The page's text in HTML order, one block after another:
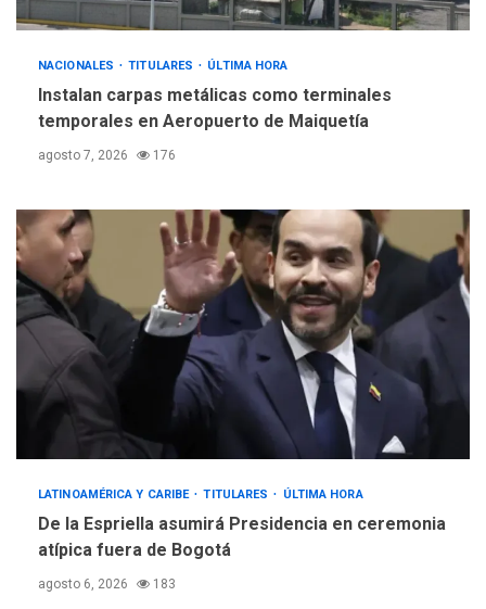
nucleares
NACIONALES TITULARES ÚLTIMA HORA
Instalan carpas metálicas como terminales
temporales en Aeropuerto de Maiquetía
agosto 7, 2026 176
LATINOAMÉRICA Y CARIBE TITULARES ÚLTIMA HORA
De la Espriella asumirá Presidencia en ceremonia
atípica fuera de Bogotá
agosto 6, 2026 183